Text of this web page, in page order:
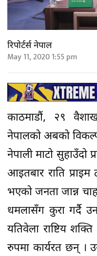
रिपोर्टर्स नेपाल
May 11, 2020 1:55 pm
काठमाडौं, २९
नेपालको अबको
नेपाली माटो सुहाउँदो
आइतबार राति प्राइम
भएको जनता जान्न
धमलासँग कुरा गर्दै
यतिवेला राष्टिय
रुपमा कार्यरत छन्